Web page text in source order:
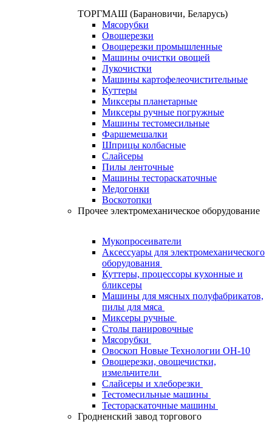
ТОРГМАШ (Барановичи, Беларусь)
Мясорубки
Овощерезки
Овощерезки промышленные
Машины очистки овощей
Лукочистки
Машины картофелеочистительные
Куттеры
Миксеры планетарные
Миксеры ручные погружные
Машины тестомесильные
Фаршемешалки
Шприцы колбасные
Слайсеры
Пилы ленточные
Машины тестораскаточные
Медогонки
Воскотопки
Прочее электромеханическое оборудование
Мукопросеиватели
Аксессуары для электромеханического
оборудования
Куттеры, процессоры кухонные и
бликсеры
Машины для мясных полуфабрикатов,
пилы для мяса
Миксеры ручные
Столы панировочные
Мясорубки
Овоскоп Новые Технологии ОН-10
Овощерезки, овощечистки,
измельчители
Слайсеры и хлеборезки
Тестомесильные машины
Тестораскаточные машины
Гродненский завод торгового